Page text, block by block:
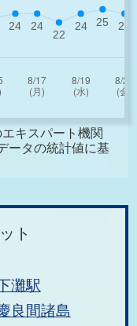
キスパート機関
ータの統計値に基
ト
灘駅
良間諸島